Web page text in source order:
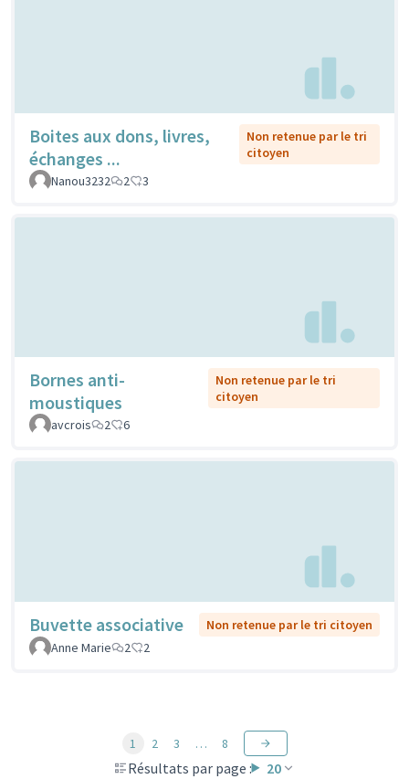
Boites aux dons, livres,
échanges ...
Non retenue par le tri
citoyen
Nanou3232
2 3
Bornes anti-
moustiques
Non retenue par le tri
citoyen
avcrois
2 6
Buvette associative
Non retenue par le tri citoyen
Anne Marie
2 2
Résultats par page : 20
1 2 3 … 8